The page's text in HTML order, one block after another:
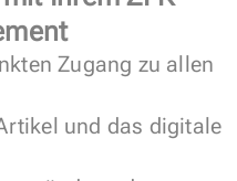
Zugang zu allen
und das digitale